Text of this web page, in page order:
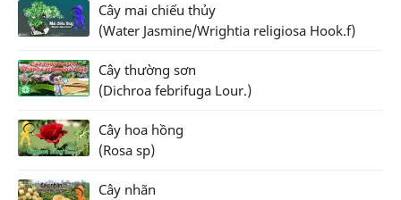
Cây mai chiếu thủy
(Water Jasmine/Wrightia religiosa Hook.f)
Cây thường sơn
(Dichroa febrifuga Lour.)
Cây hoa hồng
(Rosa sp)
Cây nhãn